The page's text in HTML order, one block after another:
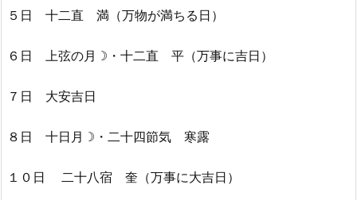
５日 十二直 満（万物が満ちる日）
６日 上弦の月☽・十二直 平（万事に吉日）
７日 大安吉日
８日 十日月☽・二十四節気 寒露
１０日 二十八宿 奎（万事に大吉日）